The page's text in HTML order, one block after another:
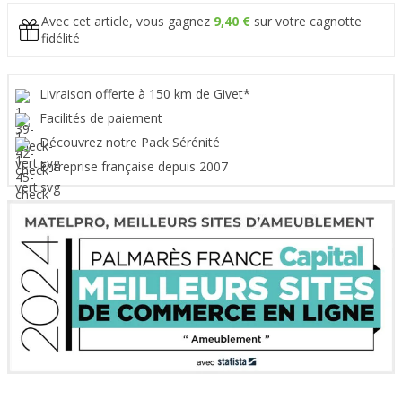
Avec cet article, vous gagnez 9,40 € sur votre cagnotte
fidélité
Livraison offerte à 150 km de Givet*
Facilités de paiement
Découvrez notre Pack Sérénité
Entreprise française depuis 2007